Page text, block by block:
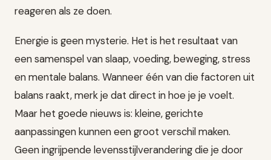
reageren als ze doen.
Energie is geen mysterie. Het is het resultaat van
een samenspel van slaap, voeding, beweging, stress
en mentale balans. Wanneer één van die factoren uit
balans raakt, merk je dat direct in hoe je je voelt.
Maar het goede nieuws is: kleine, gerichte
aanpassingen kunnen een groot verschil maken.
Geen ingrijpende levensstijlverandering die je door